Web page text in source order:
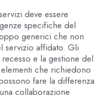
deve essere
specifiche del
generici che non
servizio affidato. Gli
e la gestione del
che richiedono
fare la differenza
collaborazione